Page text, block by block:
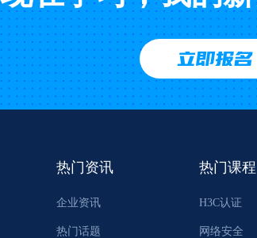
立即报名
热门资讯
企业资讯
热门话题
热门课程
H3C认证
网络安全